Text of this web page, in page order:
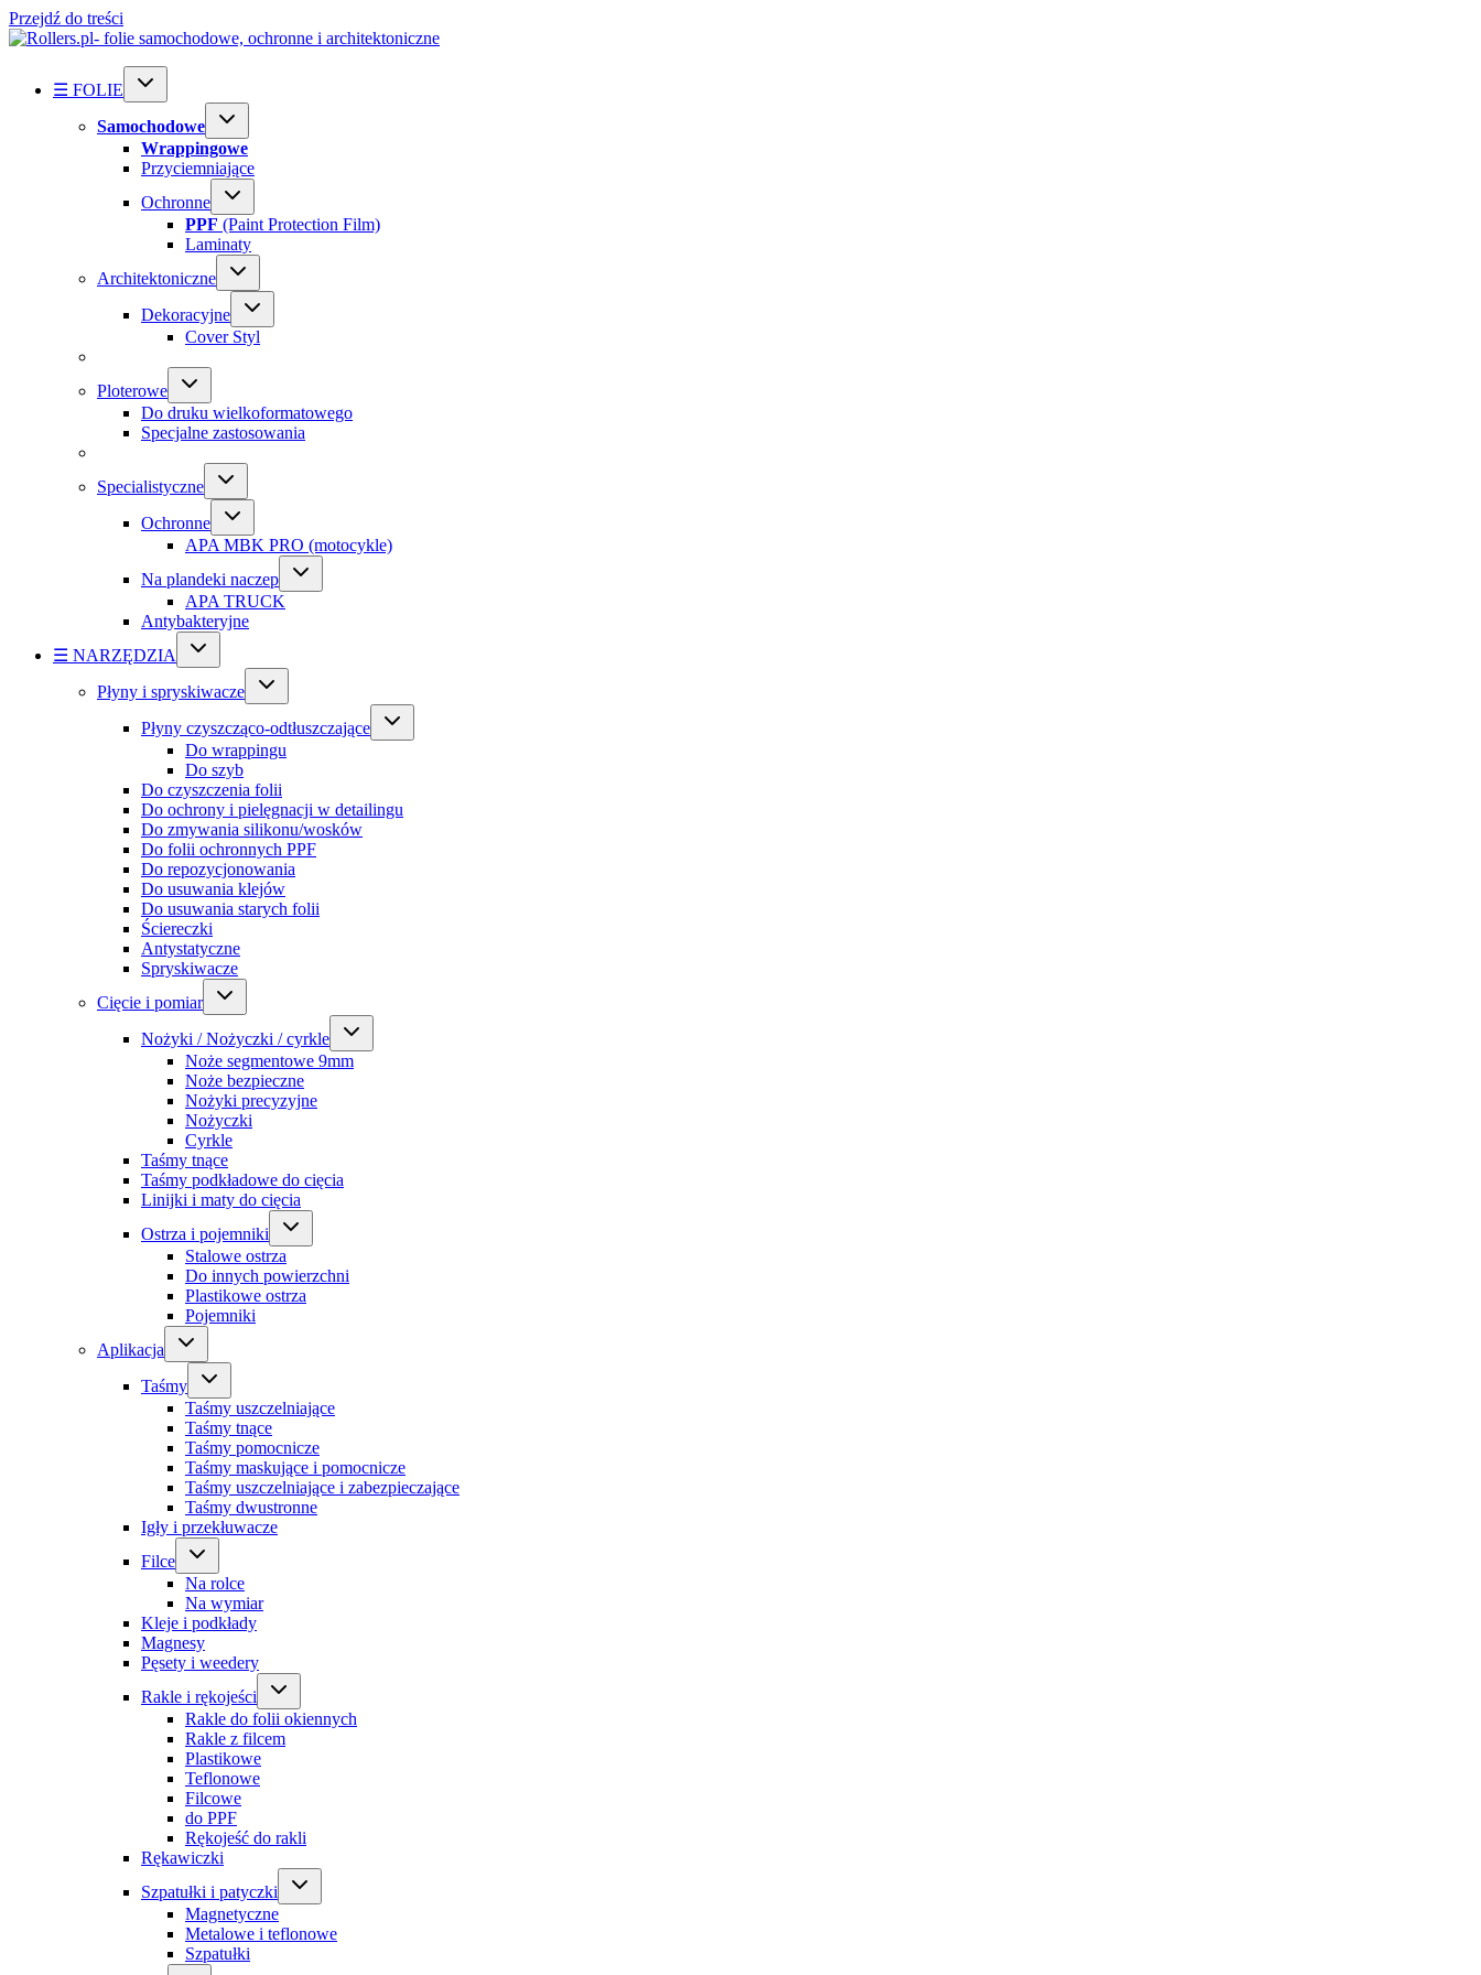
Przejdź do treści
☰ FOLIE
Samochodowe
Wrappingowe
Przyciemniające
Ochronne
PPF (Paint Protection Film)
Laminaty
Architektoniczne
Dekoracyjne
Cover Styl
Ploterowe
Do druku wielkoformatowego
Specjalne zastosowania
Specialistyczne
Ochronne
APA MBK PRO (motocykle)
Na plandeki naczep
APA TRUCK
Antybakteryjne
☰ NARZĘDZIA
Płyny i spryskiwacze
Płyny czyszcząco-odtłuszczające
Do wrappingu
Do szyb
Do czyszczenia folii
Do ochrony i pielęgnacji w detailingu
Do zmywania silikonu/wosków
Do folii ochronnych PPF
Do repozycjonowania
Do usuwania klejów
Do usuwania starych folii
Ściereczki
Antystatyczne
Spryskiwacze
Cięcie i pomiar
Nożyki / Nożyczki / cyrkle
Noże segmentowe 9mm
Noże bezpieczne
Nożyki precyzyjne
Nożyczki
Cyrkle
Taśmy tnące
Taśmy podkładowe do cięcia
Linijki i maty do cięcia
Ostrza i pojemniki
Stalowe ostrza
Do innych powierzchni
Plastikowe ostrza
Pojemniki
Aplikacja
Taśmy
Taśmy uszczelniające
Taśmy tnące
Taśmy pomocnicze
Taśmy maskujące i pomocnicze
Taśmy uszczelniające i zabezpieczające
Taśmy dwustronne
Igły i przekłuwacze
Filce
Na rolce
Na wymiar
Kleje i podkłady
Magnesy
Pęsety i weedery
Rakle i rękojeści
Rakle do folii okiennych
Rakle z filcem
Plastikowe
Teflonowe
Filcowe
do PPF
Rękojeść do rakli
Rękawiczki
Szpatułki i patyczki
Magnetyczne
Metalowe i teflonowe
Szpatułki